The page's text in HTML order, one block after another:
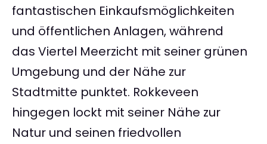
fantastischen Einkaufsmöglichkeiten
und öffentlichen Anlagen, während
das Viertel Meerzicht mit seiner grünen
Umgebung und der Nähe zur
Stadtmitte punktet. Rokkeveen
hingegen lockt mit seiner Nähe zur
Natur und seinen friedvollen